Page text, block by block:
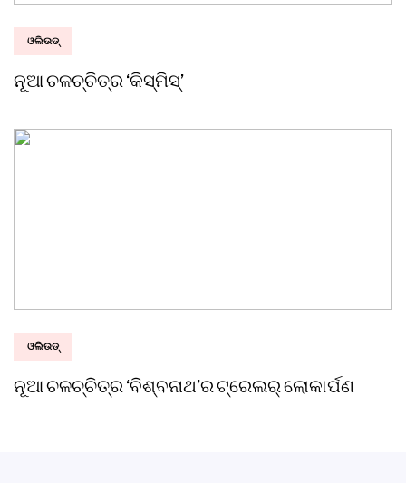
ଓଲିଉଡ୍
ନୂଆ ଚଳଚ୍ଚିତ୍ର ‘କିସ୍‌ମିସ୍‌’
ଓଲିଉଡ୍
ନୂଆ ଚଳଚ୍ଚିତ୍ର ‘ବିଶ୍ବନାଥ’ର ଟ୍ରେଲର୍ ଲୋକାର୍ପଣ